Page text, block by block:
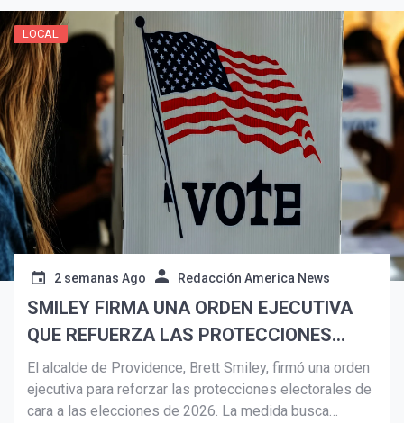
Suscribír
LOCAL
2 semanas Ago Redacción America News
SMILEY FIRMA UNA ORDEN EJECUTIVA
QUE REFUERZA LAS PROTECCIONES
ELECTORALES
El alcalde de Providence, Brett Smiley, firmó una orden
ejecutiva para reforzar las protecciones electorales de
cara a las elecciones de 2026. La medida busca